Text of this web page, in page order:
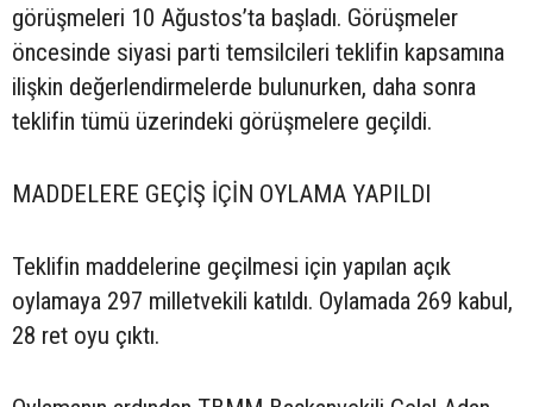
görüşmeleri 10 Ağustos’ta başladı. Görüşmeler
öncesinde siyasi parti temsilcileri teklifin kapsamına
ilişkin değerlendirmelerde bulunurken, daha sonra
teklifin tümü üzerindeki görüşmelere geçildi.
MADDELERE GEÇİŞ İÇİN OYLAMA YAPILDI
Teklifin maddelerine geçilmesi için yapılan açık
oylamaya 297 milletvekili katıldı. Oylamada 269 kabul,
28 ret oyu çıktı.